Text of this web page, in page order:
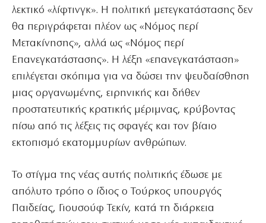
λεκτικό «λίφτινγκ». Η πολιτική μετεγκατάστασης δεν
θα περιγράφεται πλέον ως «Νόμος περί
Μετακίνησης», αλλά ως «Νόμος περί
Επανεγκατάστασης». Η λέξη «επανεγκατάσταση»
επιλέγεται σκόπιμα για να δώσει την ψευδαίσθηση
μιας οργανωμένης, ειρηνικής και δήθεν
προστατευτικής κρατικής μέριμνας, κρύβοντας
πίσω από τις λέξεις τις σφαγές και τον βίαιο
εκτοπισμό εκατομμυρίων ανθρώπων.
Το στίγμα της νέας αυτής πολιτικής έδωσε με
απόλυτο τρόπο ο ίδιος ο Τούρκος υπουργός
Παιδείας, Γιουσούφ Τεκίν, κατά τη διάρκεια